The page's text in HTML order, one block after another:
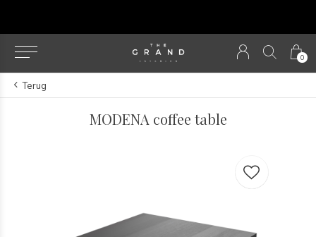
0
Terug
MODENA coffee table